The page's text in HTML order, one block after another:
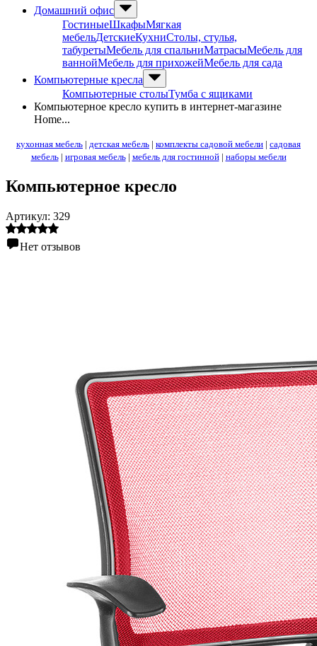
Домашний офис
ГостиныеШкафыМягкая
мебельДетскиеКухниСтолы, стулья,
табуретыМебель для спальниМатрасыМебель для
ваннойМебель для прихожейМебель для сада
Компьютерные кресла
Компьютерные столыТумба с ящиками
Компьютерное кресло купить в интернет-магазине
Home...
кухонная мебель | детская мебель | комплекты садовой мебели | садовая
мебель| игровая мебель| мебель для гостинной| наборы мебели
Компьютерное кресло
Артикул: 329
Нет отзывов